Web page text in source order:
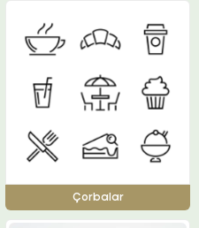
Çorbalar